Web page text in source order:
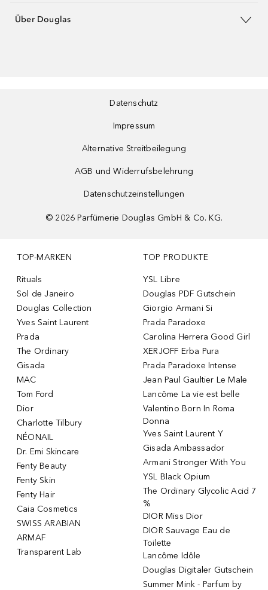
Über Douglas
Datenschutz
Impressum
Alternative Streitbeilegung
AGB und Widerrufsbelehrung
Datenschutzeinstellungen
© 2026 Parfümerie Douglas GmbH & Co. KG.
TOP-MARKEN
Rituals
Sol de Janeiro
Douglas Collection
Yves Saint Laurent
Prada
The Ordinary
Gisada
MAC
Tom Ford
Dior
Charlotte Tilbury
NÉONAIL
Dr. Emi Skincare
Fenty Beauty
Fenty Skin
Fenty Hair
Caia Cosmetics
SWISS ARABIAN
ARMAF
Transparent Lab
TOP PRODUKTE
YSL Libre
Douglas PDF Gutschein
Giorgio Armani Si
Prada Paradoxe
Carolina Herrera Good Girl
XERJOFF Erba Pura
Prada Paradoxe Intense
Jean Paul Gaultier Le Male
Lancôme La vie est belle
Valentino Born In Roma
Donna
Yves Saint Laurent Y
Gisada Ambassador
Armani Stronger With You
YSL Black Opium
The Ordinary Glycolic Acid 7
%
DIOR Miss Dior
DIOR Sauvage Eau de
Toilette
Lancôme Idôle
Douglas Digitaler Gutschein
Summer Mink - Parfum by